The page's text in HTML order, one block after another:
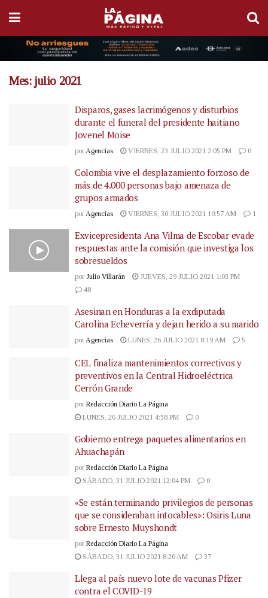
Mes: julio 2021
Disparos, gases lacrimógenos y disturbios
durante el funeral del presidente haitiano
Jovenel Moise
por Agencias VIERNES, 23 JULIO 2021 2:05 PM 0
Colombia vive el desplazamiento forzoso de
más de 4.000 personas bajo amenaza de
grupos armados
por Agencias VIERNES, 30 JULIO 2021 10:57 AM 1
Exvicepresidenta Ana Vilma de Escobar evade
respuestas ante la comisión que investiga los
sobresueldos
por Julio Villarán
JUEVES, 29 JULIO 2021 1:03 PM
48
Asesinan en Honduras a la exdiputada
Carolina Echeverría y dejan herido a su marido
por Agencias LUNES, 26 JULIO 2021 8:19 AM 5
CEL finaliza mantenimientos correctivos y
preventivos en la Central Hidroeléctrica
Cerrón Grande
por Redacción Diario La Página
LUNES, 26 JULIO 2021 4:58 PM
0
Gobierno entrega paquetes alimentarios en
Ahuachapán
por Redacción Diario La Página
SÁBADO, 31 JULIO 2021 12:04 PM
0
«Se están terminando privilegios de personas
que se consideraban intocables»: Osiris Luna
sobre Ernesto Muyshondt
por Redacción Diario La Página
SÁBADO, 31 JULIO 2021 8:20 AM
37
Llega al país nuevo lote de vacunas Pfizer
contra el COVID-19